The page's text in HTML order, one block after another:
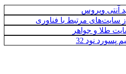
آنتی ویروس
سایت‌های مرتبط با فناوری
طلا و جواهر
پسورد نود 32